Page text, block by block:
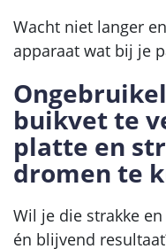
Wacht niet langer
apparaat wat bij je
buikvet te
platte en
dromen te
Wil je die strakke
én blijvend